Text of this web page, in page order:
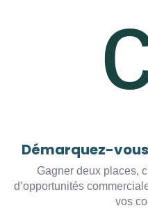
Démarquez-
Gagner deux places,
d’opportunités
vos